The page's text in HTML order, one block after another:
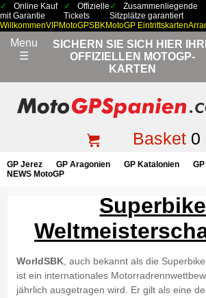
Online Kauf
mit Garantie
Offizielle
Tickets
Zusammenliegende
Sitzplätze garantiert
WillkommenVIPMotoGPSBKMotoGP Eintrittskarten
Menu
☰
SICHERN SIE SICH HIER
OFFIZIELLEN MOTOGP-
KARTEN
Basket0
GP Jerez GP Aragonien GP Katalonien
NEWS MotoGP
WorldSBK, auch bekannt als die
ist ein internationales
jährlich ausgetragen wird. Er gilt als eine